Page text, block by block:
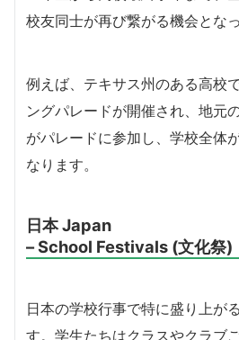
校友同士が再び繋がる機会とな
例えば、テキサス州のある高校
ングパレードが開催され、地元
がパレードに参加し、学校全体
なります。
日本 Japan
– School Festivals (文化祭)
日本の学校行事で特に盛り上が
す。学生たちはクラスやクラブ